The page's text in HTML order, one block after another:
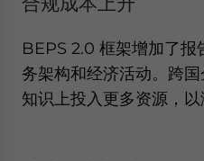
BEPS 2.0 框架增加了报
务架构和经济活动。跨
知识上投入更多资源，以